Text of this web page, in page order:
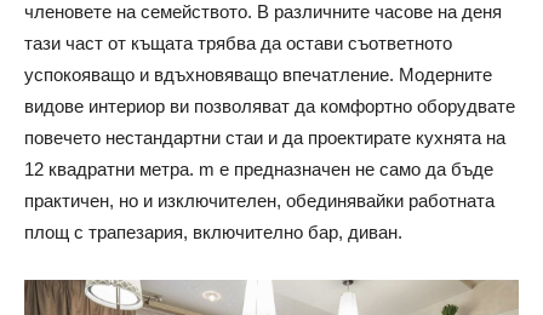
членовете на семейството. В различните часове на деня
тази част от къщата трябва да остави съответното
успокояващо и вдъхновяващо впечатление. Модерните
видове интериор ви позволяват да комфортно оборудвате
повечето нестандартни стаи и да проектирате кухнята на
12 квадратни метра. m е предназначен не само да бъде
практичен, но и изключителен, обединявайки работната
площ с трапезария, включително бар, диван.